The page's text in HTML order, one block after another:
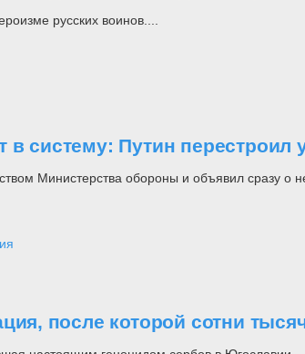
русских воинов....
в систему: Путин
Министерства обороны и объявил сразу
после которой сотни